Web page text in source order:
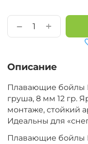
+
−
Описание
Плавающие бойлы
груша, 8 мм 12 гр.
монтаже, стойкий
Идеальны для
Плавающие бойлы